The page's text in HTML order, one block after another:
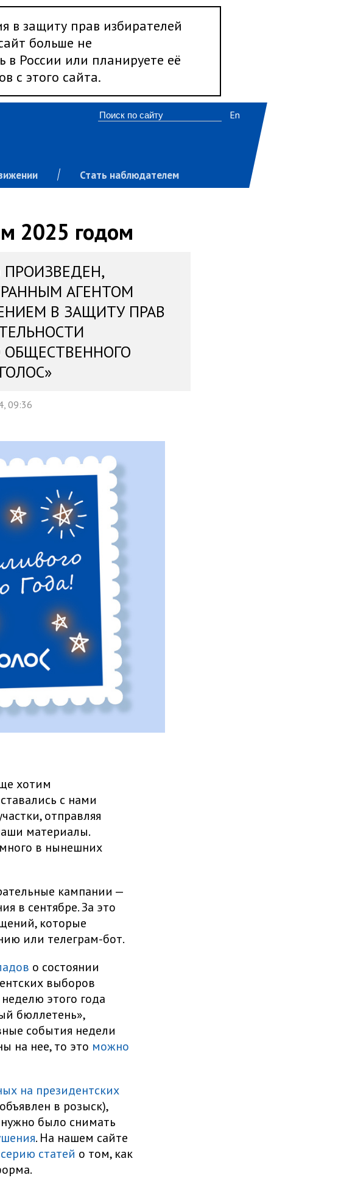
в защиту прав избирателей
больше не
в России или планируете её
с этого сайта.
Стать наблюдателем
En
2025 годом
АГЕНТОМ
В ЗАЩИТУ ПРАВ
ОБЩЕСТВЕННОГО
09:36
хотим
с нами
отправляя
материалы.
в нынешних
кампании —
в сентябре. За это
которые
или телеграм-бот.
о состоянии
выборов
этого года
бюллетень»,
события недели
на нее, то это можно
на президентских
в розыск),
было снимать
. На нашем сайте
серию статей о том, как